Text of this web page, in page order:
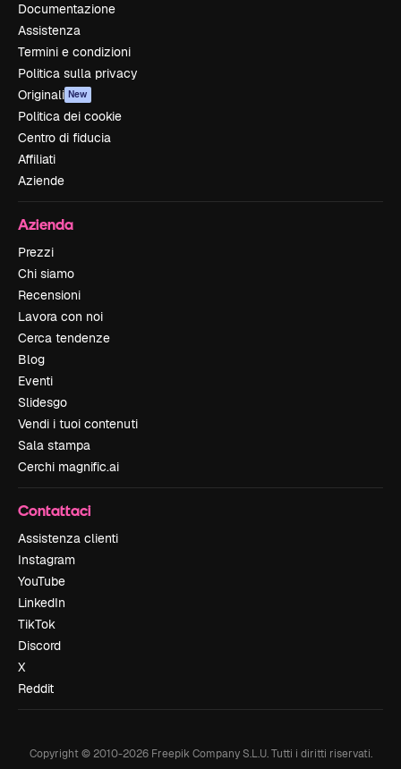
Documentazione
Assistenza
Termini e condizioni
Politica sulla privacy
Originali New
Politica dei cookie
Centro di fiducia
Affiliati
Aziende
Azienda
Prezzi
Chi siamo
Recensioni
Lavora con noi
Cerca tendenze
Blog
Eventi
Slidesgo
Vendi i tuoi contenuti
Sala stampa
Cerchi magnific.ai
Contattaci
Assistenza clienti
Instagram
YouTube
LinkedIn
TikTok
Discord
X
Reddit
Copyright © 2010-2026Freepik Company S.L.U. Tutti i diritti riservati.